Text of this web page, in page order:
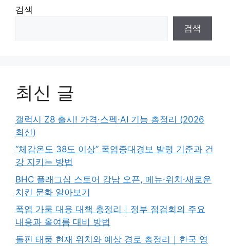
검색
검색
최신 글
갤럭시 Z8 출시! 가격·스펙·AI 기능 총정리 (2026
최신)
“체감온도 38도 이상” 폭염중대경보 발령 기준과 건
강 지키는 방법
BHC 플래그십 스토어 강남 오픈, 메뉴·위치·새로운
치킨 문화 알아보기
폭염 가뭄 대응 대책 총정리｜정부 점검회의 주요
내용과 올여름 대비 방법
돌핀 태풍 현재 위치와 예상 경로 총정리｜한국 영